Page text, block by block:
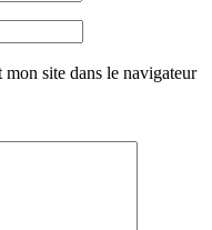
site dans le navigateur